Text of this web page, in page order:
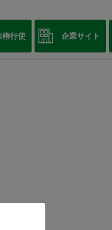
権行使 企業サイト